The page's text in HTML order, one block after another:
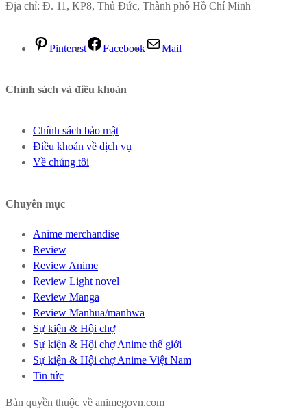
Địa chỉ: Đ. 11, KP8, Thủ Đức, Thành phố Hồ Chí Minh
Pinterest Facebook Mail
Chính sách và điều khoản
Chính sách bảo mật
Điều khoản về dịch vụ
Về chúng tôi
Chuyên mục
Anime merchandise
Review
Review Anime
Review Light novel
Review Manga
Review Manhua/manhwa
Sự kiện & Hội chợ
Sự kiện & Hội chợ Anime thế giới
Sự kiện & Hội chợ Anime Việt Nam
Tin tức
Bản quyền thuộc về animegovn.com